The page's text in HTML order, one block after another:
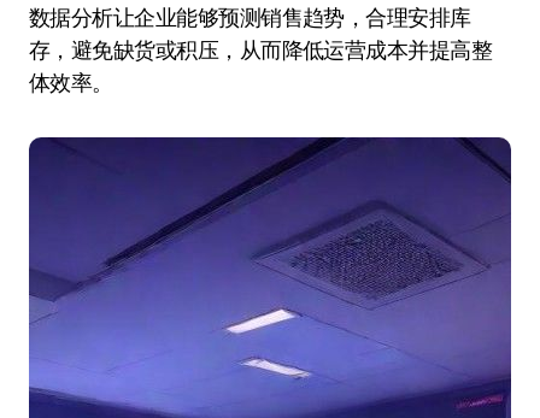
数据分析让企业能够预测销售趋势，合理安排库
存，避免缺货或积压，从而降低运营成本并提高整
体效率。